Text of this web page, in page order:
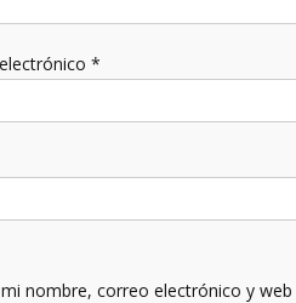
*
nombre, correo electrónico y